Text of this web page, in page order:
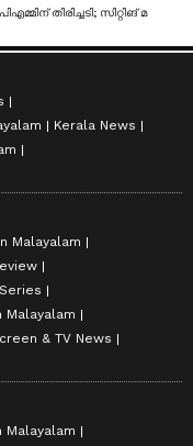
ഹിമാചലില്‍ സിപിഎമ്മിന് തിരിച്ചടി; സിറ്റിങ് മണ്ഡലത്തില്‍ പിന്നില്‍
Kerala News
Malayalam
& TV News
Malayalam